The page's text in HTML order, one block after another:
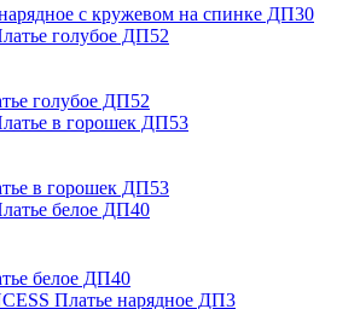
с кружевом на спинке ДП30
голубое ДП52
в горошек ДП53
белое ДП40